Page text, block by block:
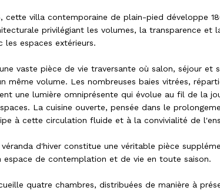
cette villa contemporaine de plain-pied développe
privilégiant les volumes, la transparence et
les espaces extérieurs.
vaste pièce de vie traversante où salon, séjour et
même volume. Les nombreuses baies vitrées,
une lumière omniprésente qui évolue au fil de la
La cuisine ouverte, pensée dans le
à cette circulation fluide et à la convivialité de
d'hiver constitue une véritable pièce
espace de contemplation et de vie en toute saison.
quatre chambres, distribuées de manière à